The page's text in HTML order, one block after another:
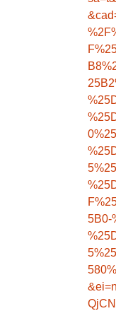
5B0-